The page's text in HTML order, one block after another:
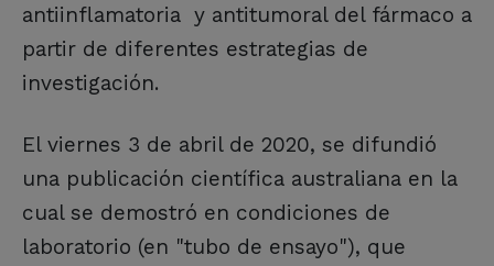
antiinflamatoria y antitumoral del fármaco a
partir de diferentes estrategias de
investigación.
El viernes 3 de abril de 2020, se difundió
una publicación científica australiana en la
cual se demostró en condiciones de
laboratorio (en "tubo de ensayo"), que